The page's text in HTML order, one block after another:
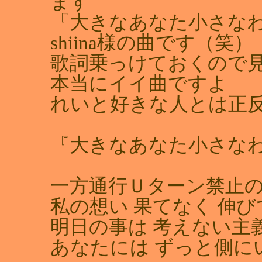
『大きなあなた小さな
shiina様の曲です（笑）
歌詞乗っけておくので
本当にイイ曲ですよ
れいと好きな人とは正
『大きなあなた小さな
一方通行Ｕターン禁止
私の想い 果てなく 伸び
明日の事は 考えない主
あなたには ずっと側に